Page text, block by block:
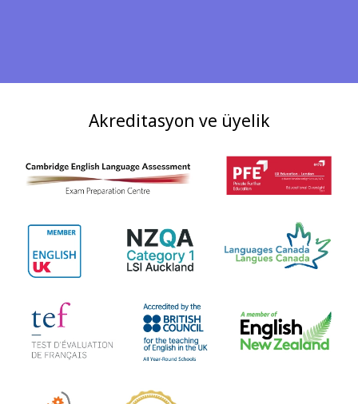
Akreditasyon ve üyelik